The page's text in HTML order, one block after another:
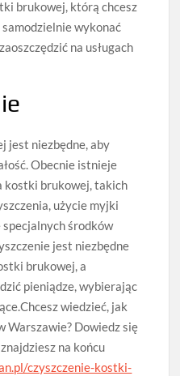
brukowej, którą chcesz
wykonać
na usługach
jest niezbędne, aby
Obecnie istnieje
kostki brukowej, takich
użycie myjki
środków
jest niezbędne
brukowej, a
pieniądze, wybierając
wiedzieć, jak
Warszawie? Dowiedz się
na końcu
czyszczenie-kostki-